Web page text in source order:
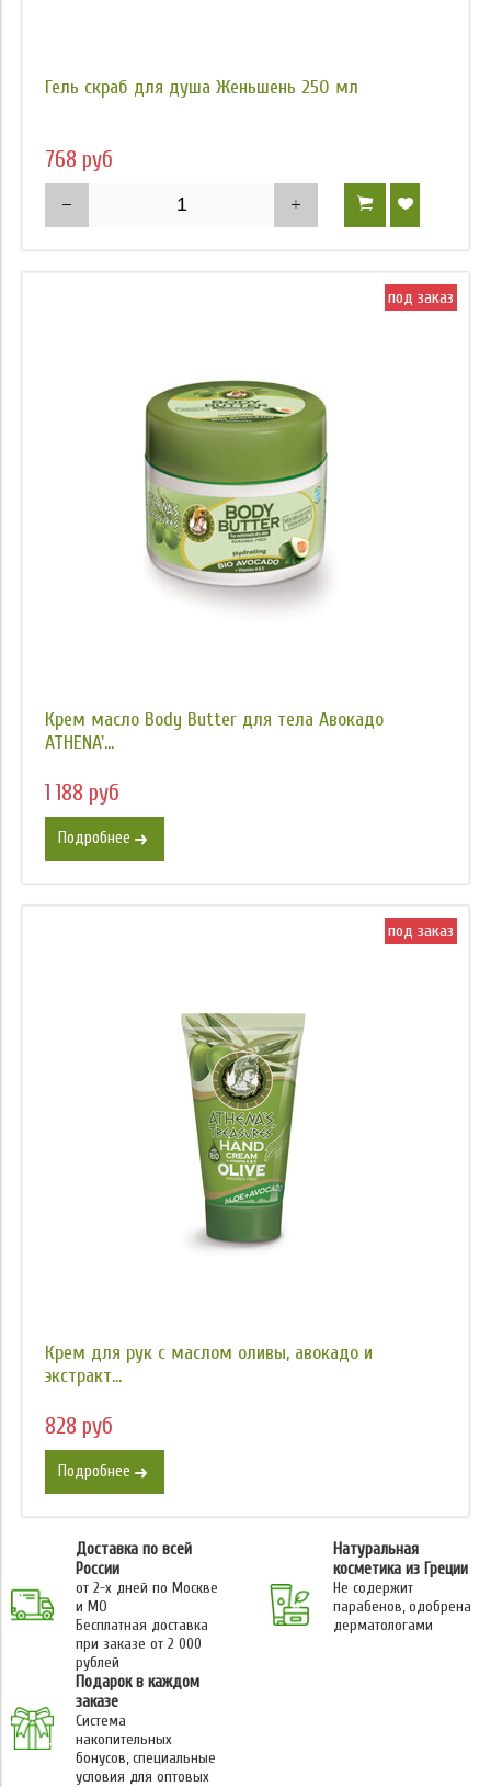
Гель скраб для душа Женьшень 250 мл
768 руб
под заказ
Крем масло Body Butter для тела Авокадо
ATHENA'...
1 188 руб
Подробнее
под заказ
Крем для рук с маслом оливы, авокадо и
экстракт...
828 руб
Подробнее
Доставка по всей
России
от 2-х дней по Москве
и МО
Бесплатная доставка
при заказе от 2 000
рублей
Натуральная
косметика из Греции
Не содержит
парабенов, одобрена
дерматологами
Подарок в каждом
заказе
Система
накопительных
бонусов, специальные
условия для оптовых